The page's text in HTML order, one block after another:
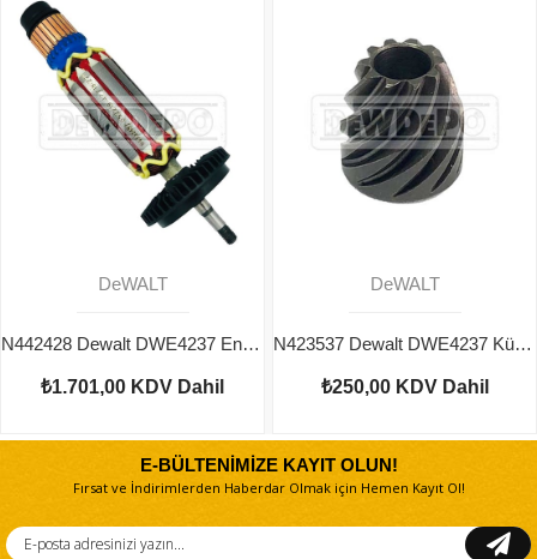
DeWALT
N442428 Dewalt DWE4237 Endüvi
₺1.701,00 KDV Dahil
DeWALT
N423537 Dewalt DWE4237 Küçük Dişli
₺250,00 KDV Dahil
E-BÜLTENİMİZE KAYIT OLUN!
Fırsat ve İndirimlerden Haberdar Olmak için Hemen Kayıt Ol!